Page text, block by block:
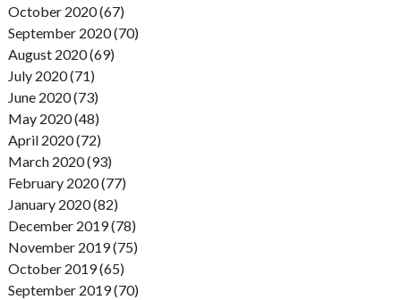
October 2020 (67)
September 2020 (70)
August 2020 (69)
July 2020 (71)
June 2020 (73)
May 2020 (48)
April 2020 (72)
March 2020 (93)
February 2020 (77)
January 2020 (82)
December 2019 (78)
November 2019 (75)
October 2019 (65)
September 2019 (70)